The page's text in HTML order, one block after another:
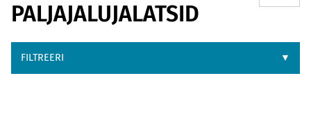
PALJAJALUJALATSID
FILTREERI ▼